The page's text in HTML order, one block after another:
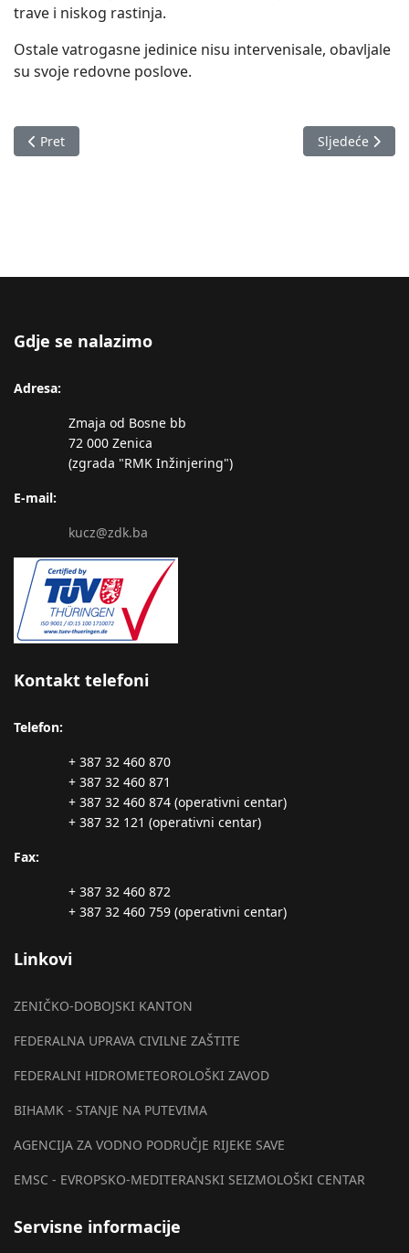
trave i niskog rastinja.
Ostale vatrogasne jedinice nisu intervenisale, obavljale
su svoje redovne poslove.
Prethodni članak: Izvještaj o stanju u Zeničko-dobojskom
Pret Sljedeći
Sljedeće
Gdje se nalazimo
Adresa:
Zmaja od Bosne bb
72 000 Zenica
(zgrada "RMK Inžinjering")
E-mail:
kucz@zdk.ba
Kontakt telefoni
Telefon:
+ 387 32 460 870
+ 387 32 460 871
+ 387 32 460 874 (operativni centar)
+ 387 32 121 (operativni centar)
Fax:
+ 387 32 460 872
+ 387 32 460 759 (operativni centar)
Linkovi
ZENIČKO-DOBOJSKI KANTON
FEDERALNA UPRAVA CIVILNE ZAŠTITE
FEDERALNI HIDROMETEOROLOŠKI ZAVOD
BIHAMK - STANJE NA PUTEVIMA
AGENCIJA ZA VODNO PODRUČJE RIJEKE SAVE
EMSC - EVROPSKO-MEDITERANSKI SEIZMOLOŠKI CENTAR
Servisne informacije